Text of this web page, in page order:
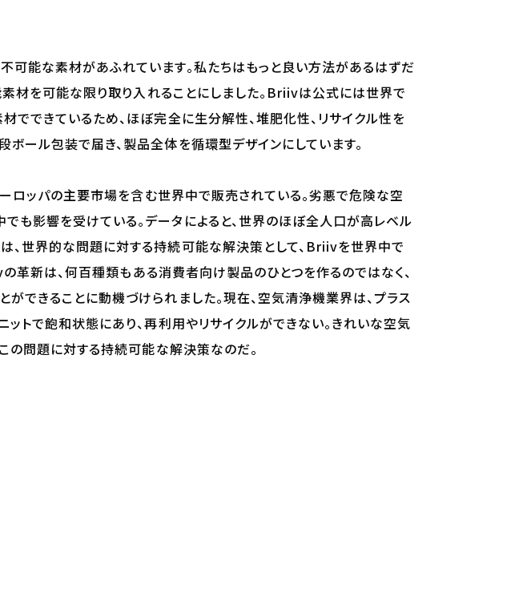
可能な素材があふれています。私たちはもっと良い方法があるはずだ
材を可能な限り取り入れることにしました。Briivは公式には世界で
でできているため、ほぼ完全に生分解性、堆肥化性、リサイクル性を
ール包装で届き、製品全体を循環型デザインにしています。
ロッパの主要市場を含む世界中で販売されている。劣悪で危険な空
も影響を受けている。データによると、世界のほぼ全人口が高レベル
、世界的な問題に対する持続可能な解決策として、Briivを世界中で
革新は、何百種類もある消費者向け製品のひとつを作るのではなく、
できることに動機づけられました。現在、空気清浄機業界は、プラス
ットで飽和状態にあり、再利用やリサイクルができない。きれいな空気
問題に対する持続可能な解決策なのだ。